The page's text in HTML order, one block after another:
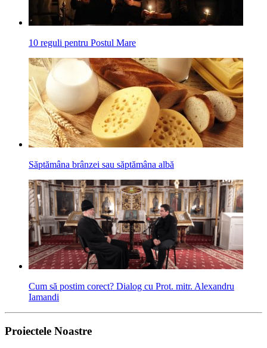
10 reguli pentru Postul Mare
Săptămâna brânzei sau săptămâna albă
Cum să postim corect? Dialog cu Prot. mitr. Alexandru
Iamandi
Proiectele Noastre